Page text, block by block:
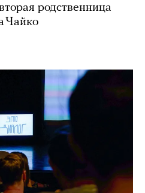
родственница
Чайко